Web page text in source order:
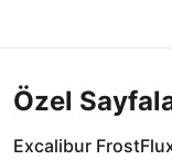
Özel
Excalibur